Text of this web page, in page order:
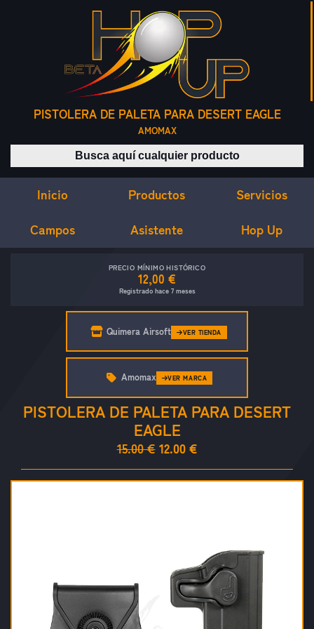
PISTOLERA DE PALETA PARA DESERT EAGLE
AMOMAX
Buscar productos
Inicio Productos Servicios
Campos Asistente Hop Up
PRECIO MÍNIMO HISTÓRICO
12,00 €
Registrado hace 7 meses
Quimera Airsoft VER TIENDA
PISTOLERA DE PALETA PARA DESERT
EAGLE
15.00 € 12.00 €
Amomax VER MARCA